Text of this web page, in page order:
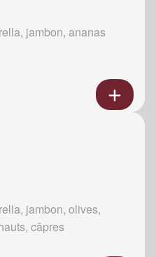
jambon, ananas
jambon, olives,
câpres